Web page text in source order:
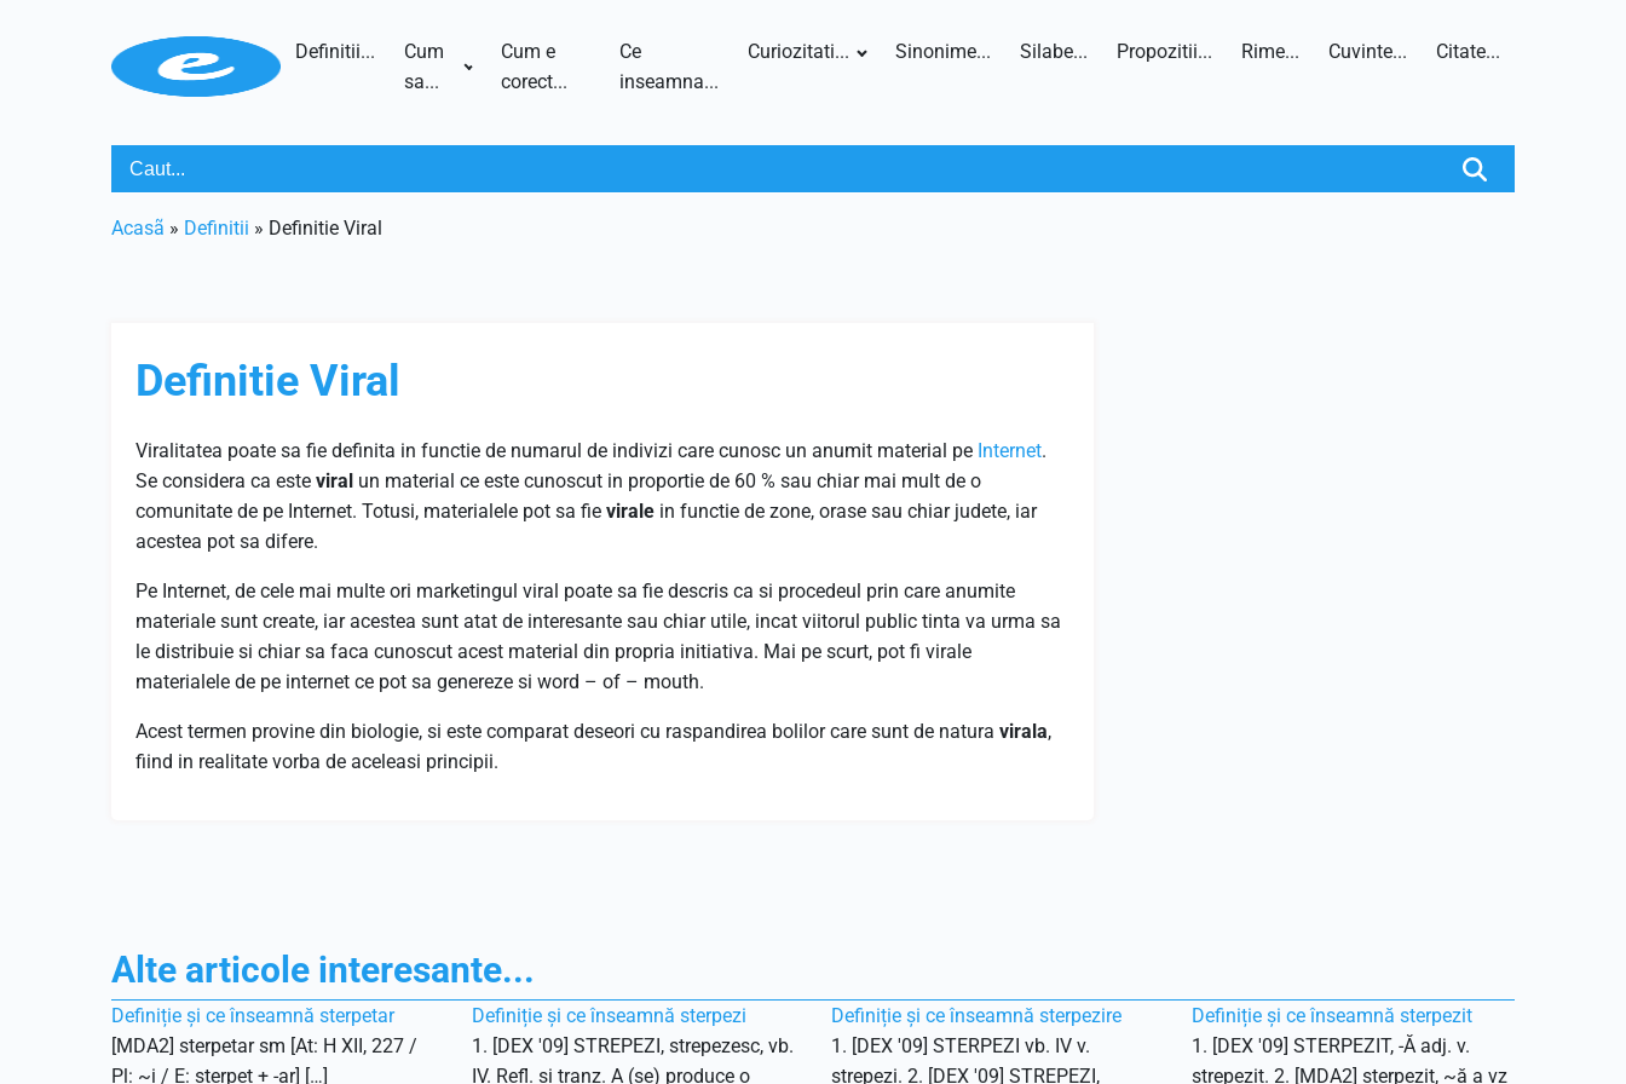
Definitii...
Cum
sa...
Cum e
corect...
Ce
inseamna...
Curiozitati... Sinonime... Silabe... Propozitii... Rime... Cuvinte... Citate...
Acasã » Definitii » Definitie Viral
Definitie Viral
Viralitatea poate sa fie definita in functie de numarul de indivizi care cunosc un anumit material pe Internet.
Se considera ca este viral un material ce este cunoscut in proportie de 60 % sau chiar mai mult de o
comunitate de pe Internet. Totusi, materialele pot sa fie virale in functie de zone, orase sau chiar judete, iar
acestea pot sa difere.
Pe Internet, de cele mai multe ori marketingul viral poate sa fie descris ca si procedeul prin care anumite
materiale sunt create, iar acestea sunt atat de interesante sau chiar utile, incat viitorul public tinta va urma sa
le distribuie si chiar sa faca cunoscut acest material din propria initiativa. Mai pe scurt, pot fi virale
materialele de pe internet ce pot sa genereze si word – of – mouth.
Acest termen provine din biologie, si este comparat deseori cu raspandirea bolilor care sunt de natura virala,
fiind in realitate vorba de aceleasi principii.
Alte articole interesante...
Definiție și ce înseamnă sterpetar
[MDA2] sterpetar sm [At: H XII, 227 /
Pl: ~i / E: sterpet + -ar] […]
Definiție și ce înseamnă sterpezi
1. [DEX '09] STREPEZI, strepezesc, vb.
IV. Refl. și tranz. A (se) produce o
Definiție și ce înseamnă sterpezire
1. [DEX '09] STERPEZI vb. IV v.
strepezi. 2. [DEX '09] STREPEZI,
Definiție și ce înseamnă sterpezit
1. [DEX '09] STERPEZIT, -Ă adj. v.
strepezit. 2. [MDA2] sterpezit, ~ă a vz